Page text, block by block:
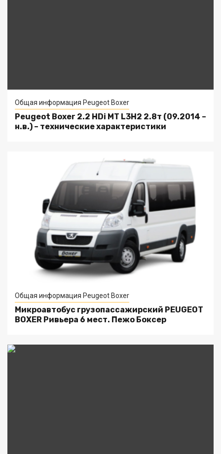
Общая информация Peugeot Boxer
Peugeot Boxer 2.2 HDi MT L3H2 2.8т (09.2014 –
н.в.) – технические характеристики
Общая информация Peugeot Boxer
Микроавтобус грузопассажирский PEUGEOT
BOXER Ривьера 6 мест. Пежо Боксер